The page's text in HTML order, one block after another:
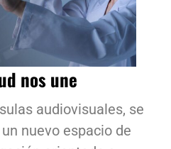
nos une
audiovisuales, se
nuevo espacio de